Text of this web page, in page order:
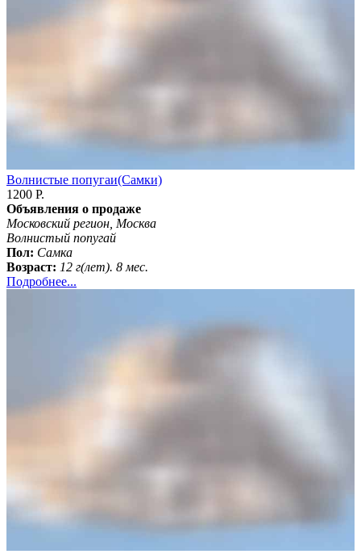
Волнистые попугаи(Самки)
1200 Р.
Объявления о продаже
Московский регион, Москва
Волнистый попугай
Пол: Самка
Возраст: 12 г(лет). 8 мес.
Подробнее...